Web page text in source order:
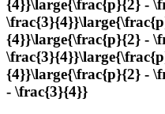
{4}}\large{\frac{p}{2} -
{4}}\large{\frac{p}{2} -
{4}}\large{\frac{p}{2} -
- \frac{3}{4}}